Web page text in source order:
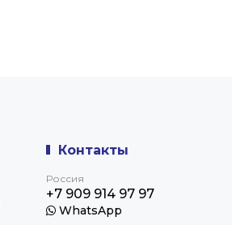
Контакты
Россия
+7 909 914 97 97
WhatsApp